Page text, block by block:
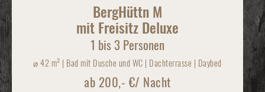
BergHüttn M
mit Freisitz Deluxe
1 bis 3 Personen
⌀42 m² | Bad mit Dusche und WC | Dachterrasse | Daybed
ab 200,- €/ Nacht